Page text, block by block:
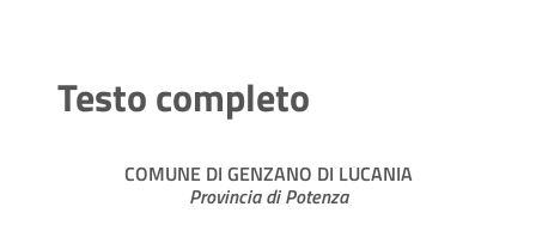
Testo completo
COMUNE DI GENZANO DI LUCANIA
Provincia di Potenza